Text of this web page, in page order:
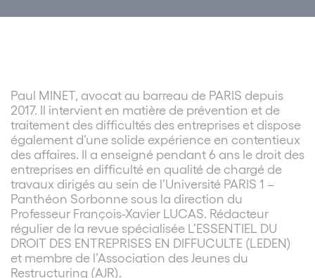
Paul MINET, avocat au barreau de PARIS depuis
2017. Il intervient en matière de prévention et de
traitement des difficultés des entreprises et dispose
également d’une solide expérience en contentieux
des affaires. Il a enseigné pendant 6 ans le droit des
entreprises en difficulté en qualité de chargé de
travaux dirigés au sein de l’Université PARIS 1 –
Panthéon Sorbonne sous la direction du
Professeur François-Xavier LUCAS. Rédacteur
régulier de la revue spécialisée L’ESSENTIEL DU
DROIT DES ENTREPRISES EN DIFFUCULTE (LEDEN)
et membre de l’Association des Jeunes du
Restructuring (AJR).